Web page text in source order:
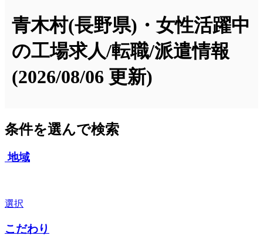
青木村(長野県)・女性活躍中
の工場求人/転職/派遣情報
(2026/08/06 更新)
条件を選んで検索
地域
選択
こだわり